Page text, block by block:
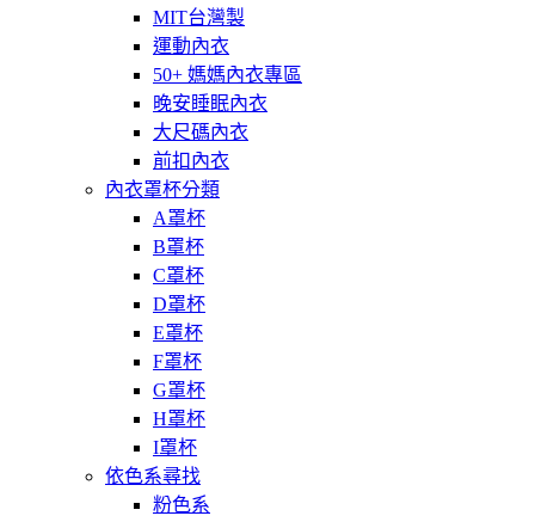
MIT台灣製
運動內衣
50+ 媽媽內衣專區
晚安睡眠內衣
大尺碼內衣
前扣內衣
內衣罩杯分類
A罩杯
B罩杯
C罩杯
D罩杯
E罩杯
F罩杯
G罩杯
H罩杯
I罩杯
依色系尋找
粉色系